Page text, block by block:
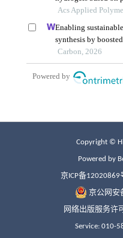
Copyright ©
Powered by
京ICP备12020869
京公网安
网络出版服务许
Service: 010-